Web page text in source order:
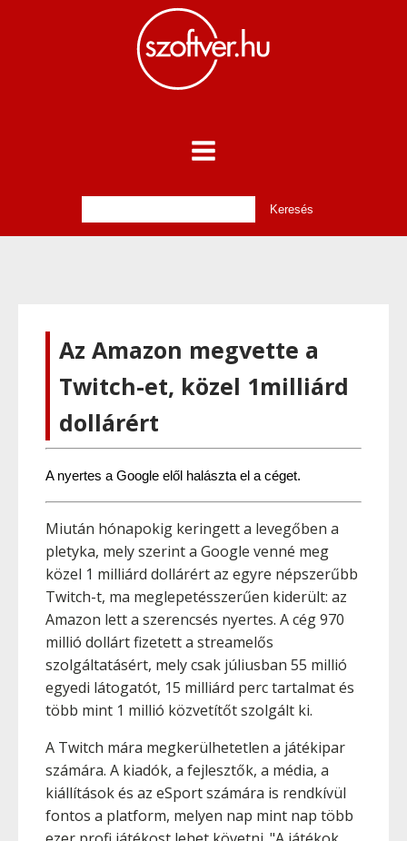
Az Amazon megvette a
Twitch-et, közel 1milliárd
dollárért
A nyertes a Google elől halászta el a céget.
Miután hónapokig keringett a levegőben a
pletyka, mely szerint a Google venné meg
közel 1 milliárd dollárért az egyre népszerűbb
Twitch-t, ma meglepetésszerűen kiderült: az
Amazon lett a szerencsés nyertes. A cég 970
millió dollárt fizetett a streamelős
szolgáltatásért, mely csak júliusban 55 millió
egyedi látogatót, 15 milliárd perc tartalmat és
több mint 1 millió közvetítőt szolgált ki.
A Twitch mára megkerülhetetlen a játékipar
számára. A kiadók, a fejlesztők, a média, a
kiállítások és az eSport számára is rendkívül
fontos a platform, melyen nap mint nap több